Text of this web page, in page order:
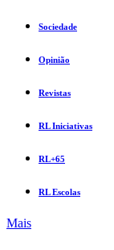
Sociedade
Opinião
Revistas
RL Iniciativas
RL+65
RL Escolas
Mais